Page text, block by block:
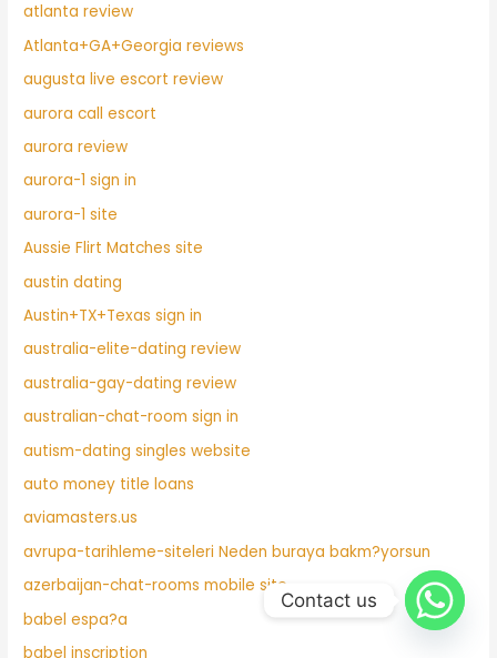
atlanta review
Atlanta+GA+Georgia reviews
augusta live escort review
aurora call escort
aurora review
aurora-1 sign in
aurora-1 site
Aussie Flirt Matches site
austin dating
Austin+TX+Texas sign in
australia-elite-dating review
australia-gay-dating review
australian-chat-room sign in
autism-dating singles website
auto money title loans
aviamasters.us
avrupa-tarihleme-siteleri Neden buraya bakm?yorsun
azerbaijan-chat-rooms mobile site
babel espa?a
babel inscription
Contact us